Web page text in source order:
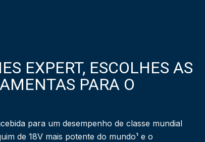
EXPERT, ESCOLHES AS
PARA O
para um desempenho de classe mundial
de 18V mais potente do mundo¹ e o